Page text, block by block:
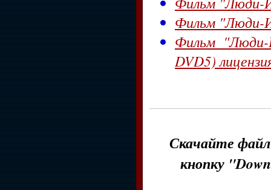
Фильм "Люди-
Фильм
DVD5)
Скачайте
кнопку